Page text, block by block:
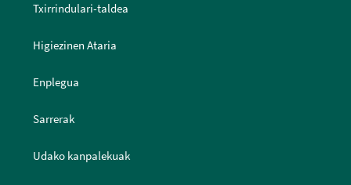
Txirrindulari-taldea
Higiezinen Ataria
Enplegua
Sarrerak
Udako kanpalekuak